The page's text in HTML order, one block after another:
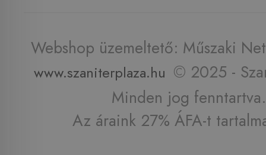
Webshop üzemeltető: Műszaki
www.szaniterplaza.hu © 2025 -
Minden jog fenntartva.
Az áraink 27% ÁFA-t